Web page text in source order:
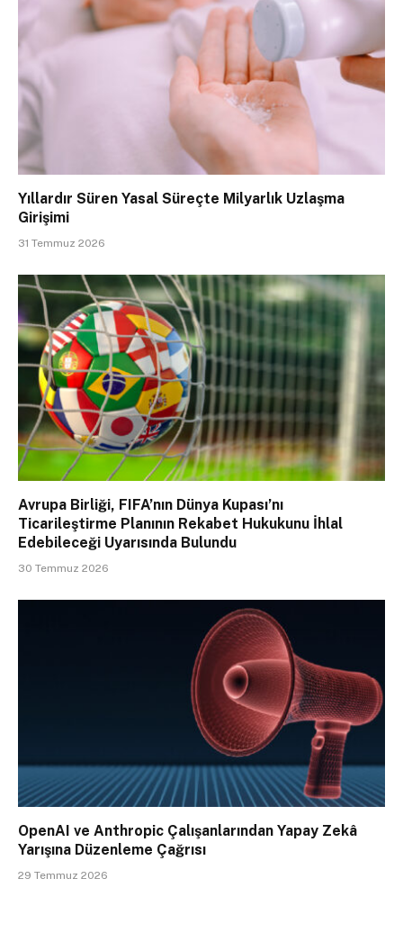
Yıllardır Süren Yasal Süreçte Milyarlık Uzlaşma
Girişimi
31 Temmuz 2026
Avrupa Birliği, FIFA’nın Dünya Kupası’nı
Ticarileştirme Planının Rekabet Hukukunu İhlal
Edebileceği Uyarısında Bulundu
30 Temmuz 2026
OpenAI ve Anthropic Çalışanlarından Yapay Zekâ
Yarışına Düzenleme Çağrısı
29 Temmuz 2026